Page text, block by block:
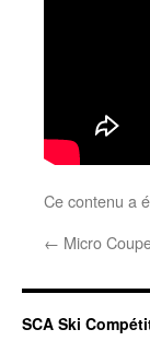
Ce contenu a
← Micro
SCA Ski